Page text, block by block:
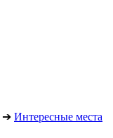
➔ Интересные места